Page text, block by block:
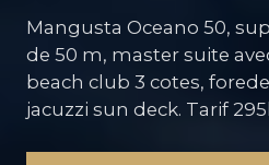
Mangusta Oceano 50,
de 50 m, master suite
beach club 3 cotes,
jacuzzi sun deck. Tarif